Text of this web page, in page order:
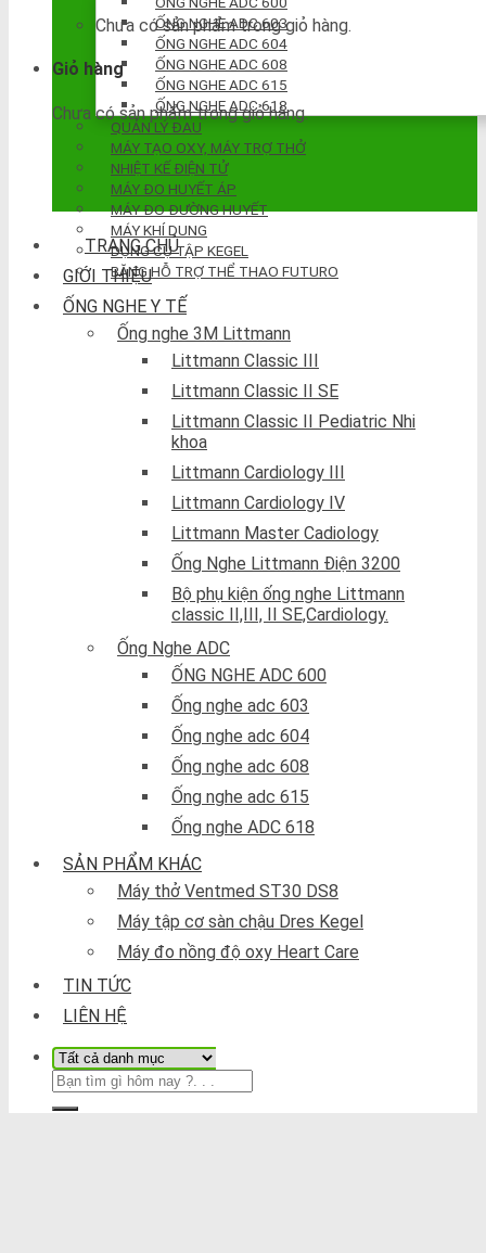
Chưa có sản phẩm trong giỏ hàng.
Giỏ hàng
Chưa có sản phẩm trong giỏ hàng.
ỐNG NGHE ADC 603
ỐNG NGHE ADC 604
ỐNG NGHE ADC 608
ỐNG NGHE ADC 615
ỐNG NGHE ADC 618
QUẢN LÝ ĐAU
MÁY TẠO OXY, MÁY TRỢ THỞ
NHIỆT KẾ ĐIỆN TỬ
MÁY ĐO HUYẾT ÁP
MÁY ĐO ĐƯỜNG HUYẾT
MÁY KHÍ DUNG
DỤNG CỤ TẬP KEGEL
BĂNG HỖ TRỢ THỂ THAO FUTURO
TRANG CHỦ
GIỚI THIỆU
ỐNG NGHE Y TẾ
Ống nghe 3M Littmann
Littmann Classic III
Littmann Classic II SE
Littmann Classic II Pediatric Nhi
khoa
Littmann Cardiology III
Littmann Cardiology IV
Littmann Master Cadiology
Ống Nghe Littmann Điện 3200
Bộ phụ kiện ống nghe Littmann
classic II,III, II SE,Cardiology.
Ống Nghe ADC
ỐNG NGHE ADC 600
Ống nghe adc 603
Ống nghe adc 604
Ống nghe adc 608
Ống nghe adc 615
Ống nghe ADC 618
SẢN PHẨM KHÁC
Máy thở Ventmed ST30 DS8
Máy tập cơ sàn chậu Dres Kegel
Máy đo nồng độ oxy Heart Care
TIN TỨC
LIÊN HỆ